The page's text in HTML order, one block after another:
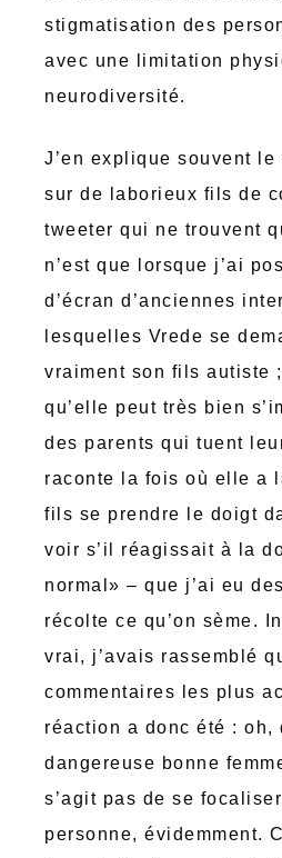
stigmatisation des
avec une limitation
neurodiversité.
J’en explique souvent
sur de laborieux fils de
tweeter qui ne trouvent
n’est que lorsque j’ai
d’écran d’anciennes
lesquelles Vrede se
vraiment son fils autiste
qu’elle peut très bien
des parents qui tuent
raconte la fois où elle a
fils se prendre le doigt
voir s’il réagissait à la
normal» – que j’ai eu
récolte ce qu’on sème.
vrai, j’avais rassemblé
commentaires les plus
réaction a donc été : oh,
dangereuse bonne
s’agit pas de se
personne, évidemment.